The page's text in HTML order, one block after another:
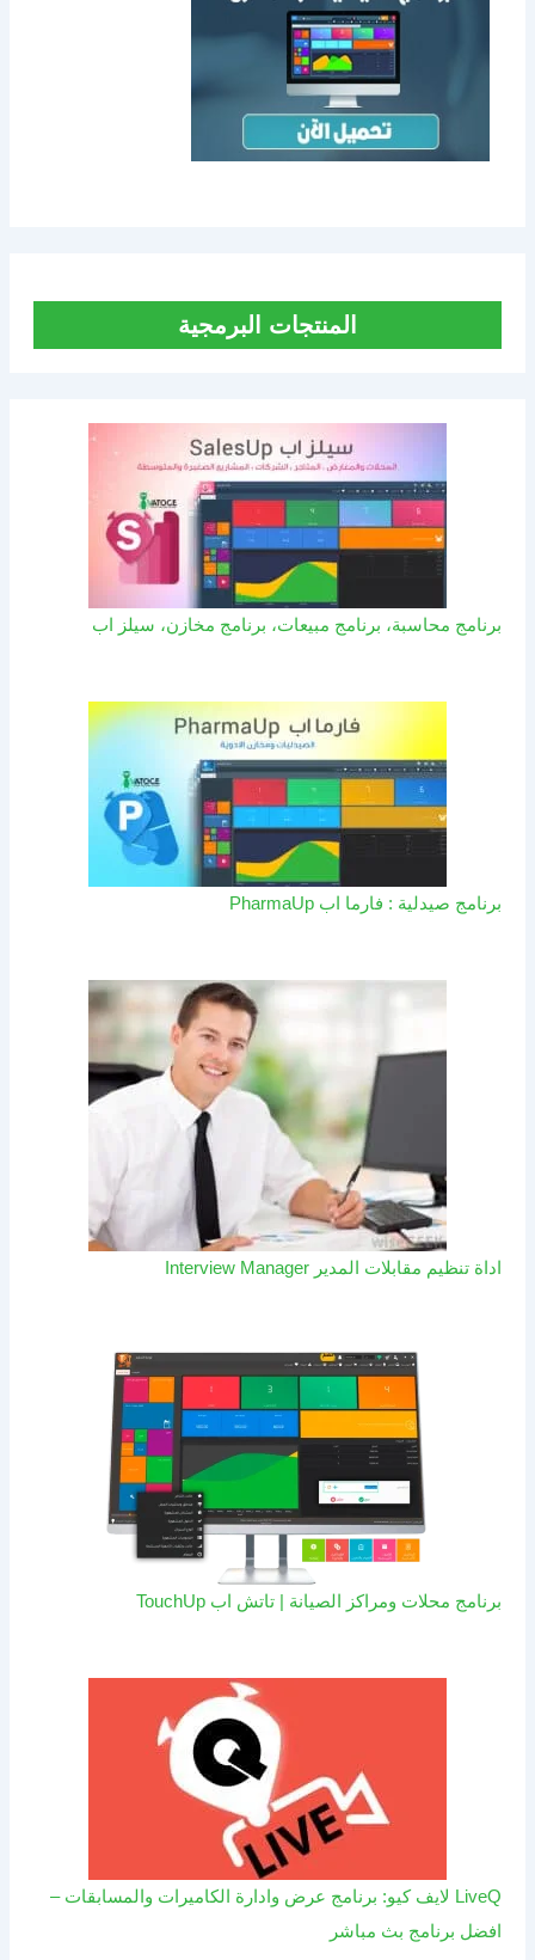
المنتجات البرمجية
برنامج محاسبة، برنامج مبيعات، برنامج مخازن، سيلز اب
برنامج صيدلية : فارما اب PharmaUp​
اداة تنظيم مقابلات المدير Interview Manager
برنامج محلات ومراكز الصيانة | تاتش اب TouchUp
LiveQ لايف كيو: برنامج عرض وادارة الكاميرات والمسابقات –
افضل برنامج بث مباشر